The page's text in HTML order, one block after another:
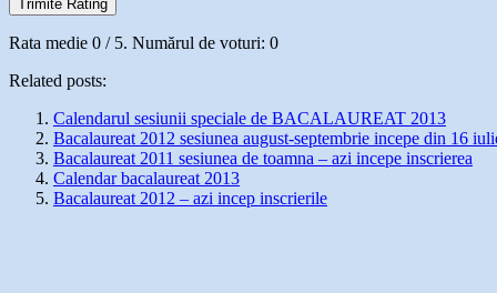
Trimite Rating
Rata medie 0 / 5. Numărul de voturi: 0
Related posts:
Calendarul sesiunii speciale de BACALAUREAT 2013
Bacalaureat 2012 sesiunea august-septembrie incepe din 16
Bacalaureat 2011 sesiunea de toamna – azi incepe inscrierea
Calendar bacalaureat 2013
Bacalaureat 2012 – azi incep inscrierile